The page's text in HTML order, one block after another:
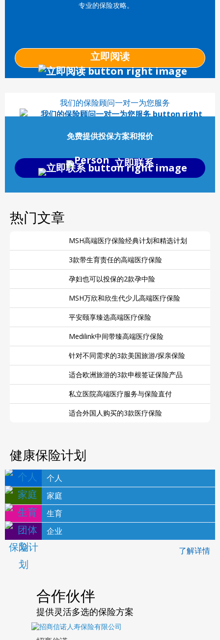
专业的保险攻略。
立即阅读
我们的保险顾问一对一为您服务
免费提供投保方案和报价
立即联系
热门文章
MSH高端医疗保险经典计划和精选计划
3款带生育责任的高端医疗保险
孕妇也可以投保的2款孕中险
MSH万欣和欣生代少儿高端医疗保险
平安颐享臻选高端医疗保险
Medilink中间带臻高端医疗保险
针对不同需求的3款美国旅游/探亲保险
适合欧洲旅游的3款申根签证保险产品
私立医院高端医疗服务与保险直付
适合外国人购买的3款医疗保险
健康保险计划
个人
家庭
生育
企业
了解详情
合作伙伴
提供灵活多选的保险方案